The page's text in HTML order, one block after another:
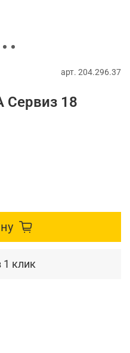
арт. 204.296.37
Сервиз 18
1 клик